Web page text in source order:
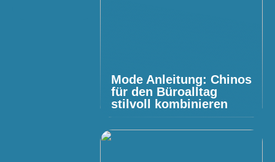
Mode Anleitung: Chinos
für den Büroalltag
stilvoll kombinieren